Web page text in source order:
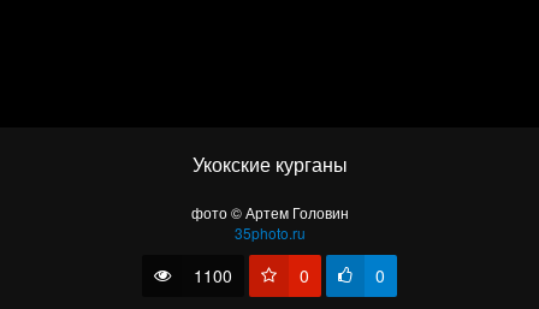
Плато Укок
фото © Артем Головин
35photo.ru
Укокские курганы
1100 0 0